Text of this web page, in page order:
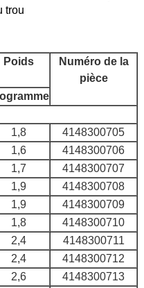
trou
Poids
Numéro de la
pièce
1,8
4148300705
1,6
4148300706
1,7
4148300707
1,9
4148300708
1,9
4148300709
1,8
4148300710
2,4
4148300711
2,4
4148300712
2,6
4148300713